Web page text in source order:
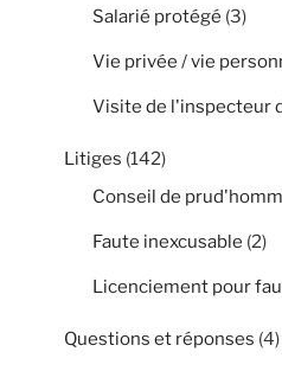
Salarié protégé (3)
Vie privée / vie
Visite de l'inspecteur
Litiges (142)
Conseil de
Faute inexcusable (2)
Licenciement pour
Questions et réponses (4)